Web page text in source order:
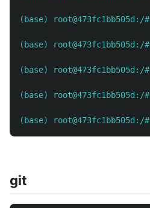
(base) root@473fc1bb505d:/#
(base) root@473fc1bb505d:/#
(base) root@473fc1bb505d:/#
(base) root@473fc1bb505d:/#
(base) root@473fc1bb505d:/#
git